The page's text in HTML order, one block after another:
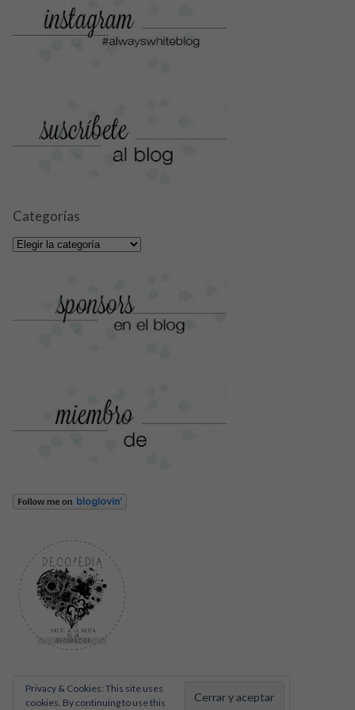
Categorías
Categorías
Privacy & Cookies: This site uses
cookies. By continuing to use this